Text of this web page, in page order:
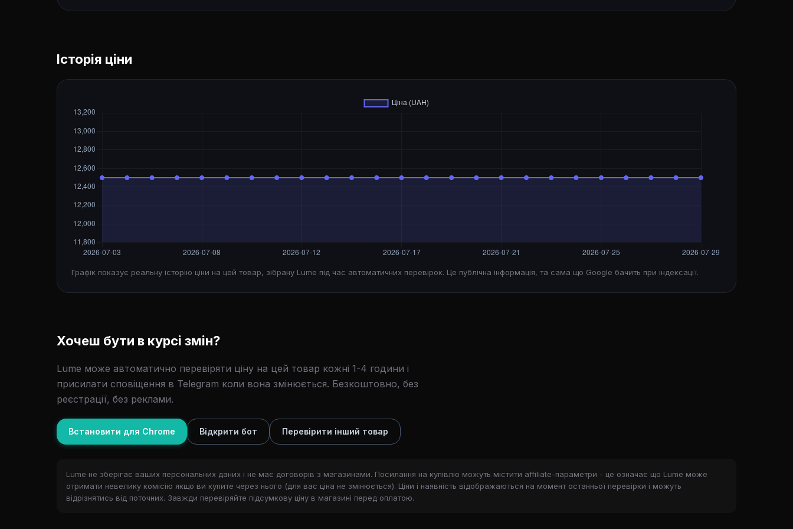
Історія ціни
Графік показує реальну історію ціни на цей товар, зібрану Lume під час автоматичних перевірок. Це публічна інформація, та сама що Google бачить при індексації.
Хочеш бути в курсі змін?
Lume може автоматично перевіряти ціну на цей товар кожні 1-4 години і
присилати сповіщення в Telegram коли вона змінюється. Безкоштовно, без
реєстрації, без реклами.
Встановити для Chrome Відкрити бот Перевірити інший товар
Lume не зберігає ваших персональних даних і не має договорів з магазинами. Посилання на купівлю можуть містити affiliate-параметри - це означає що Lume може
отримати невелику комісію якщо ви купите через нього (для вас ціна не змінюється). Ціни і наявність відображаються на момент останньої перевірки і можуть
відрізнятись від поточних. Завжди перевіряйте підсумкову ціну в магазині перед оплатою.